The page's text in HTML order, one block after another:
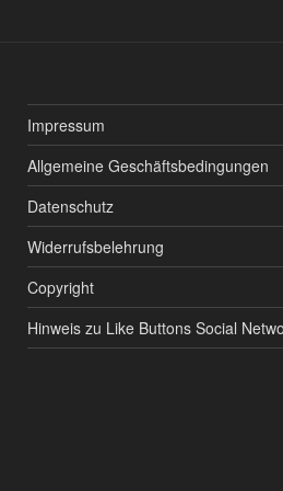
Impressum
Allgemeine Geschäftsbedingungen
Datenschutz
Widerrufsbelehrung
Copyright
Hinweis zu Like Buttons Social